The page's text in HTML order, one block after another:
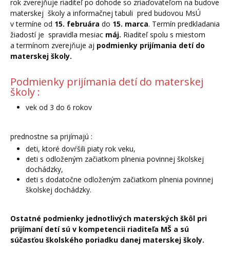
rok zverejňuje riaditeľ po dohode so zriaďovateľom na budove
materskej školy a informačnej tabuli pred budovou MsÚ
v termíne od 15. februára do 15. marca. Termín predkladania
žiadostí je spravidla mesiac máj. Riaditeľ spolu s miestom
a termínom zverejňuje aj podmienky prijímania detí do
materskej školy.
Podmienky prijímania detí do materskej
školy :
vek od 3 do 6 rokov
prednostne sa prijímajú :
deti, ktoré dovŕšili piaty rok veku,
deti s odloženým začiatkom plnenia povinnej školskej
dochádzky,
deti s dodatočne odloženým začiatkom plnenia povinnej
školskej dochádzky.
Ostatné podmienky jednotlivých materských škôl pri
prijímaní detí sú v kompetencii riaditeľa MŠ a sú
súčasťou školského poriadku danej materskej školy.